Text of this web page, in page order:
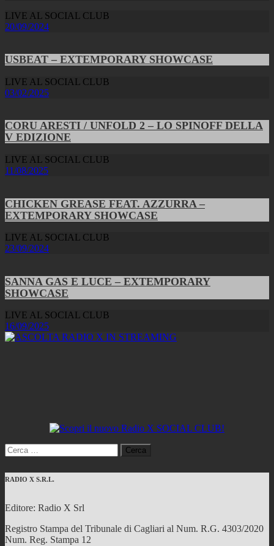
LIVE AL SOCIAL CLUB
20/09/2024
USBEAT – EXTEMPORARY SHOWCASE
LIVE AL SOCIAL CLUB
03/02/2025
CORU ARESTI / UNFOLD 2 – LO SPINOFF DELLA
V EDIZIONE
LIVE AL SOCIAL CLUB
11/08/2025
CHICKEN GREASE FEAT. AZZURRA –
EXTEMPORARY SHOWCASE
LIVE AL SOCIAL CLUB
23/09/2024
SANNA GAS E LUCE – EXTEMPORARY
SHOWCASE
LIVE AL SOCIAL CLUB
16/09/2025
Ricerca
per:
RADIO X S.R.L.
Editore: Radio X Srl
Registro Stampa del Tribunale di Cagliari al Num. R.G. 4303/2020
Num. Reg. Stampa 12